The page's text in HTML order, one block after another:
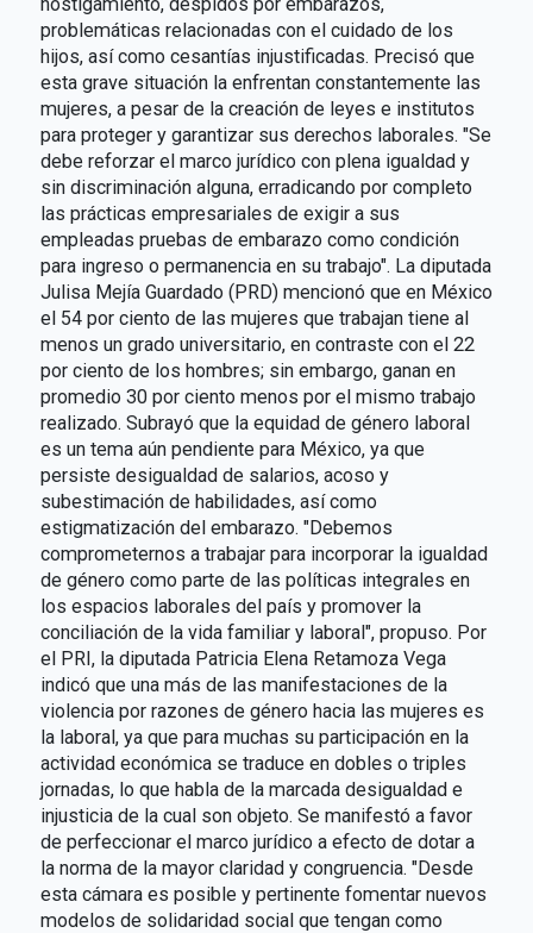
problemáticas relacionadas con el cuidado de los
hijos, así como cesantías injustificadas. Precisó que
esta grave situación la enfrentan constantemente las
mujeres, a pesar de la creación de leyes e institutos
para proteger y garantizar sus derechos laborales. "Se
debe reforzar el marco jurídico con plena igualdad y
sin discriminación alguna, erradicando por completo
las prácticas empresariales de exigir a sus
empleadas pruebas de embarazo como condición
para ingreso o permanencia en su trabajo". La diputada
Julisa Mejía Guardado (PRD) mencionó que en México
el 54 por ciento de las mujeres que trabajan tiene al
menos un grado universitario, en contraste con el 22
por ciento de los hombres; sin embargo, ganan en
promedio 30 por ciento menos por el mismo trabajo
realizado. Subrayó que la equidad de género laboral
es un tema aún pendiente para México, ya que
persiste desigualdad de salarios, acoso y
subestimación de habilidades, así como
estigmatización del embarazo. "Debemos
comprometernos a trabajar para incorporar la igualdad
de género como parte de las políticas integrales en
los espacios laborales del país y promover la
conciliación de la vida familiar y laboral", propuso. Por
el PRI, la diputada Patricia Elena Retamoza Vega
indicó que una más de las manifestaciones de la
violencia por razones de género hacia las mujeres es
la laboral, ya que para muchas su participación en la
actividad económica se traduce en dobles o triples
jornadas, lo que habla de la marcada desigualdad e
injusticia de la cual son objeto. Se manifestó a favor
de perfeccionar el marco jurídico a efecto de dotar a
la norma de la mayor claridad y congruencia. "Desde
esta cámara es posible y pertinente fomentar nuevos
modelos de solidaridad social que tengan como